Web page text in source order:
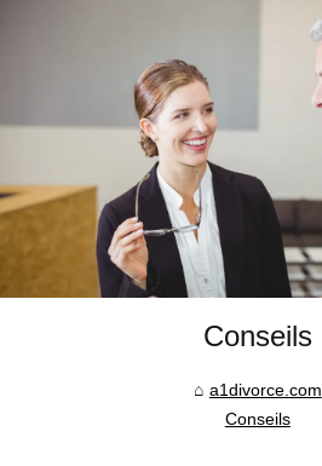
Conseils
a1divorce.com
Conseils